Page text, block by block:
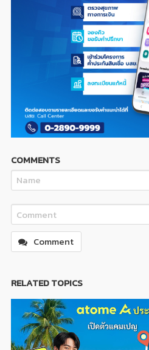
COMMENTS
Comment
RELATED TOPICS